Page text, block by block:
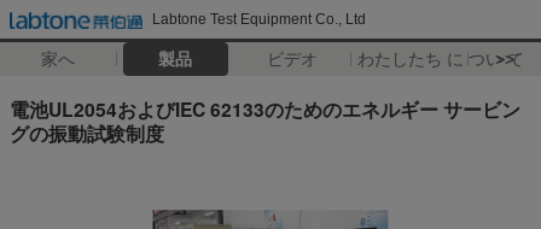
Labtone Test Equipment Co., Ltd
家へ 製品 ビデオ わたしたち に つい て
>>
電池UL2054およびIEC 62133のためのエネルギー サービン
グの振動試験制度